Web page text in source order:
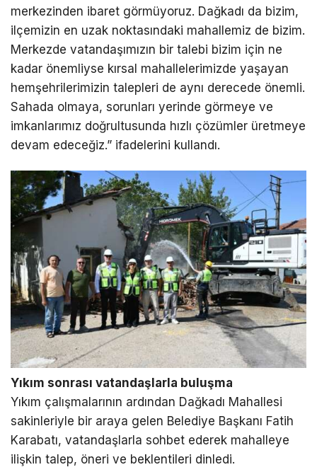
merkezinden ibaret görmüyoruz. Dağkadı da bizim,
ilçemizin en uzak noktasındaki mahallemiz de bizim.
Merkezde vatandaşımızın bir talebi bizim için ne
kadar önemliyse kırsal mahallelerimizde yaşayan
hemşehrilerimizin talepleri de aynı derecede önemli.
Sahada olmaya, sorunları yerinde görmeye ve
imkanlarımız doğrultusunda hızlı çözümler üretmeye
devam edeceğiz.” ifadelerini kullandı.
Yıkım sonrası vatandaşlarla buluşma
Yıkım çalışmalarının ardından Dağkadı Mahallesi
sakinleriyle bir araya gelen Belediye Başkanı Fatih
Karabatı, vatandaşlarla sohbet ederek mahalleye
ilişkin talep, öneri ve beklentileri dinledi.